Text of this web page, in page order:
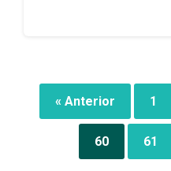
« Anterior 1
60 61